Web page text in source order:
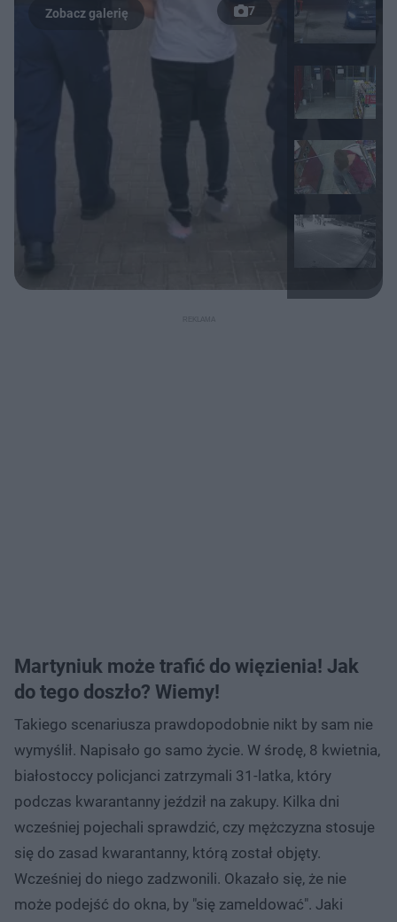
7
Martyniuk może trafić do więzienia! Jak
do tego doszło? Wiemy!
Takiego scenariusza prawdopodobnie nikt by sam nie
wymyślił. Napisało go samo życie. W środę, 8 kwietnia,
białostoccy policjanci zatrzymali 31-latka, który
podczas kwarantanny jeździł na zakupy. Kilka dni
wcześniej pojechali sprawdzić, czy mężczyzna stosuje
się do zasad kwarantanny, którą został objęty.
Wcześniej do niego zadzwonili. Okazało się, że nie
może podejść do okna, by "się zameldować". Jaki